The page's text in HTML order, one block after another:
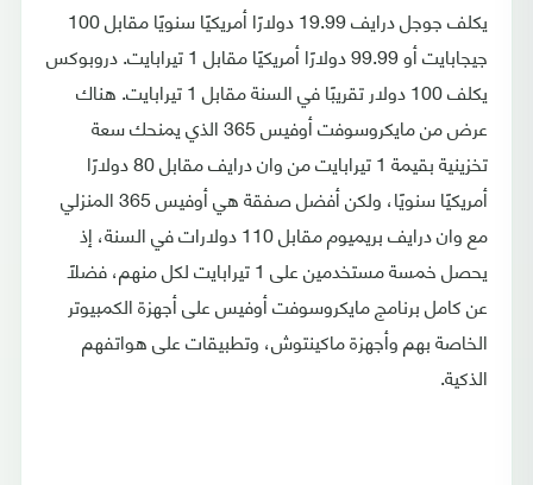
يكلف جوجل درايف 19.99 دولارًا أمريكيًا سنويًا مقابل 100
جيجابايت أو 99.99 دولارًا أمريكيًا مقابل 1 تيرابايت. دروبوكس
يكلف 100 دولار تقريبًا في السنة مقابل 1 تيرابايت. هناك
عرض من مايكروسوفت أوفيس 365 الذي يمنحك سعة
تخزينية بقيمة 1 تيرابايت من وان درايف مقابل 80 دولارًا
أمريكيًا سنويًا، ولكن أفضل صفقة هي أوفيس 365 المنزلي
مع وان درايف بريميوم مقابل 110 دولارات في السنة، إذ
يحصل خمسة مستخدمين على 1 تيرابايت لكل منهم، فضلًا
عن كامل برنامج مايكروسوفت أوفيس على أجهزة الكمبيوتر
الخاصة بهم وأجهزة ماكينتوش، وتطبيقات على هواتفهم
الذكية.